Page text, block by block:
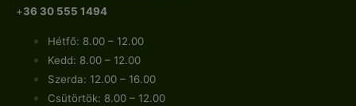
+36 30 555 1494
Hétfő: 8.00 – 12.00
Kedd: 8.00 – 12.00
Szerda: 12.00 – 16.00
Csütörtök: 8.00 – 12.00